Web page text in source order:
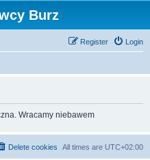
Burz
Login
Register
Wracamy niebawem
All times are UTC+02:00
Delete cookies